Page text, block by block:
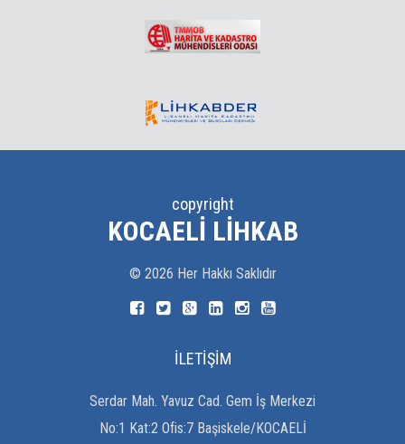
copyright
KOCAELI LIHKAB
© 2026 Her Hakkı Saklıdır
İLETİŞİM
Serdar Mah. Yavuz Cad. Gem İş Merkezi
No:1 Kat:2 Ofis:7 Başiskele/KOCAELİ